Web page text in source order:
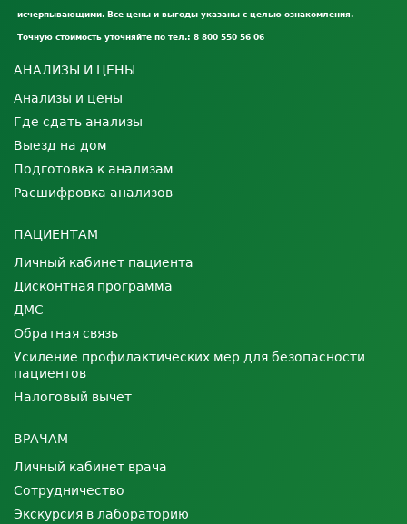
исчерпывающими. Все цены и выгоды указаны с целью ознакомления.
Точную стоимость уточняйте по тел.: 8 800 550 56 06
АНАЛИЗЫ И ЦЕНЫ
Анализы и цены
Где сдать анализы
Выезд на дом
Подготовка к анализам
Расшифровка анализов
ПАЦИЕНТАМ
Личный кабинет пациента
Дисконтная программа
ДМС
Обратная связь
Усиление профилактических мер для безопасности
пациентов
Налоговый вычет
ВРАЧАМ
Личный кабинет врача
Сотрудничество
Экскурсия в лабораторию